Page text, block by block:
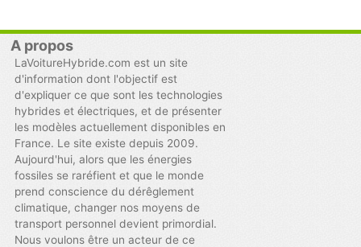
A propos
LaVoitureHybride.com est un site
d'information dont l'objectif est
d'expliquer ce que sont les technologies
hybrides et électriques, et de présenter
les modèles actuellement disponibles en
France. Le site existe depuis 2009.
Aujourd'hui, alors que les énergies
fossiles se raréfient et que le monde
prend conscience du dérêglement
climatique, changer nos moyens de
transport personnel devient primordial.
Nous voulons être un acteur de ce